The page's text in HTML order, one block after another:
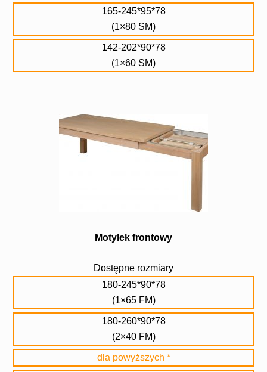
165-245*95*78
(1×80 SM)
142-202*90*78
(1×60 SM)
Motylek frontowy
Dostępne rozmiary
180-245*90*78
(1×65 FM)
180-260*90*78
(2×40 FM)
dla powyższych *